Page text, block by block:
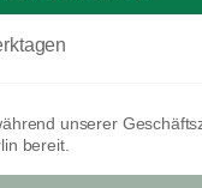
unserer
bereit.